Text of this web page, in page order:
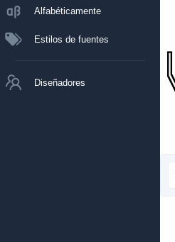
Alfabéticamente
Estilos de fuentes
Diseñadores